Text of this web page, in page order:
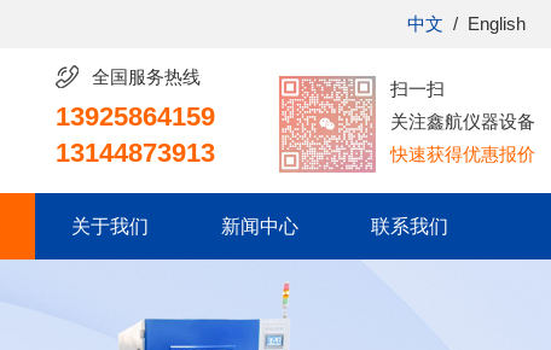
中文 / English
全国服务热线
13925864159
13144873913
扫一扫
关注鑫航仪器设备
快速获得优惠报价
关于我们 新闻中心 联系我们